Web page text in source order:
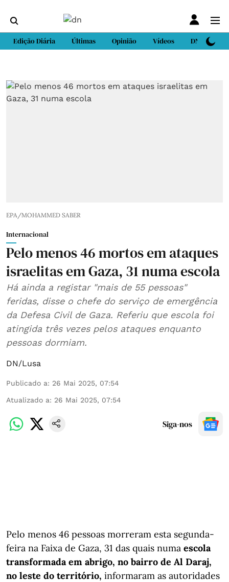
Edição Diária Últimas Opinião Vídeos DN Sport
EPA/MOHAMMED SABER
Internacional
Pelo menos 46 mortos em ataques
israelitas em Gaza, 31 numa escola
Há ainda a registar "mais de 55 pessoas"
feridas, disse o chefe do serviço de emergência
da Defesa Civil de Gaza. Referiu que escola foi
atingida três vezes pelos ataques enquanto
pessoas dormiam.
DN/Lusa
Publicado a: 26 Mai 2025, 07:54
Atualizado a: 26 Mai 2025, 07:54
Siga-nos
Pelo menos 46 pessoas morreram esta segunda-
feira na Faixa de Gaza, 31 das quais numa escola
transformada em abrigo, no bairro de Al Daraj,
no leste do território, informaram as autoridades